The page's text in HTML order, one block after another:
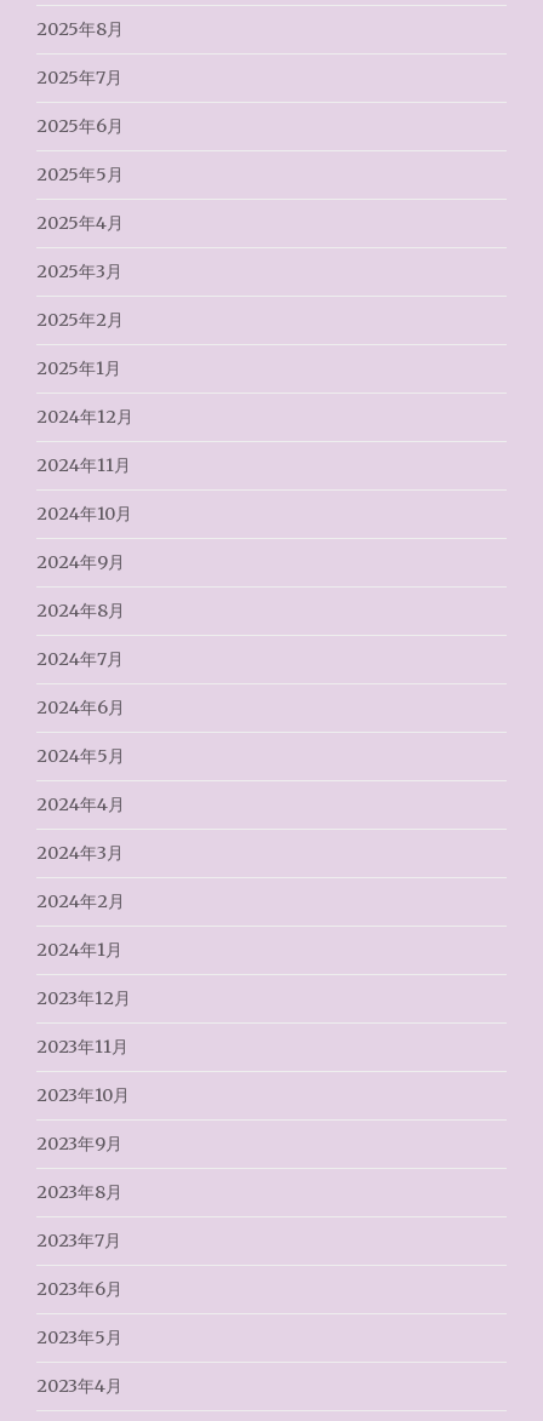
2025年8月
2025年7月
2025年6月
2025年5月
2025年4月
2025年3月
2025年2月
2025年1月
2024年12月
2024年11月
2024年10月
2024年9月
2024年8月
2024年7月
2024年6月
2024年5月
2024年4月
2024年3月
2024年2月
2024年1月
2023年12月
2023年11月
2023年10月
2023年9月
2023年8月
2023年7月
2023年6月
2023年5月
2023年4月